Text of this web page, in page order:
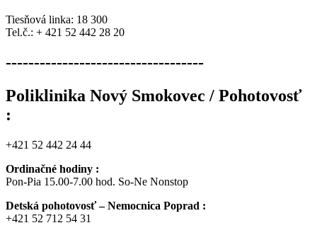
Tiesňová linka: 18 300
Tel.č.: + 421 52 442 28 20
-----------------------------------
Poliklinika Nový Smokovec / Pohotovosť
:
+421 52 442 24 44
Ordinačné hodiny :
Pon-Pia 15.00-7.00 hod. So-Ne Nonstop
Detská pohotovosť – Nemocnica Poprad :
+421 52 712 54 31